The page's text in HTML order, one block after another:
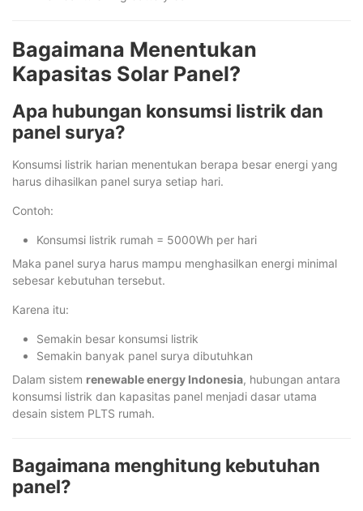
Bagaimana Menentukan
Kapasitas Solar Panel?
Apa hubungan konsumsi listrik dan
panel surya?
Konsumsi listrik harian menentukan berapa besar energi yang
harus dihasilkan panel surya setiap hari.
Contoh:
Konsumsi listrik rumah = 5000Wh per hari
Maka panel surya harus mampu menghasilkan energi minimal
sebesar kebutuhan tersebut.
Karena itu:
Semakin besar konsumsi listrik
Semakin banyak panel surya dibutuhkan
Dalam sistem renewable energy Indonesia, hubungan antara
konsumsi listrik dan kapasitas panel menjadi dasar utama
desain sistem PLTS rumah.
Bagaimana menghitung kebutuhan
panel?